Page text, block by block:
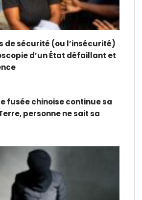
de sécurité (ou l’insécurité)
d’un État défaillant et
fusée chinoise continue sa
personne ne sait sa